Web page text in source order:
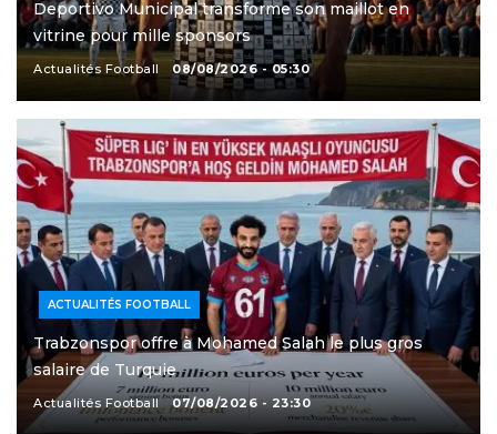
Deportivo Municipal transforme son maillot en
vitrine pour mille sponsors
Actualités Football 08/08/2026 - 05:30
ACTUALITÉS FOOTBALL
Trabzonspor offre à Mohamed Salah le plus gros
salaire de Turquie
Actualités Football 07/08/2026 - 23:30